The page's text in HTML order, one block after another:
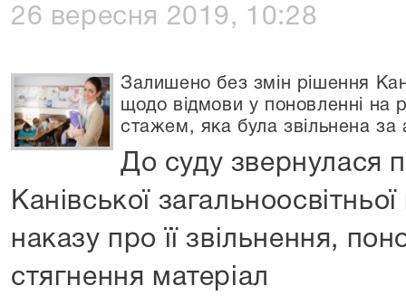
26 вересня 2019, 10:28
Залишено без змін рішення
щодо відмови у поновленні на
стажем, яка була звільнена за
До суду звернулася
Канівської
наказу про її звільнення,
стягнення матеріал